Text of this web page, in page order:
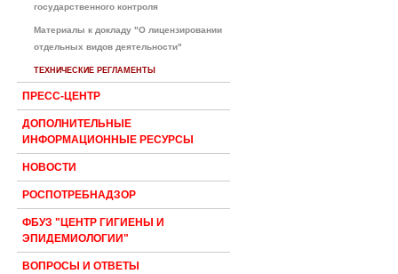
государственного контроля
Материалы к докладу "О лицензировании
отдельных видов деятельности"
ТЕХНИЧЕСКИЕ РЕГЛАМЕНТЫ
ПРЕСС-ЦЕНТР
ДОПОЛНИТЕЛЬНЫЕ
ИНФОРМАЦИОННЫЕ РЕСУРСЫ
НОВОСТИ
РОСПОТРЕБНАДЗОР
ФБУЗ "ЦЕНТР ГИГИЕНЫ И
ЭПИДЕМИОЛОГИИ"
ВОПРОСЫ И ОТВЕТЫ